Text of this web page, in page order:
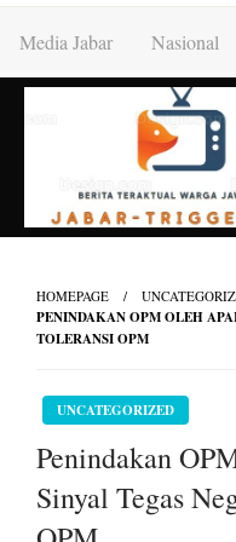
content
Media Jabar Nasional
HOMEPAGE
PENINDAKAN OPM OLEH
TOLERANSI OPM
UNCATEGORIZED
Penindakan
Sinyal Tegas